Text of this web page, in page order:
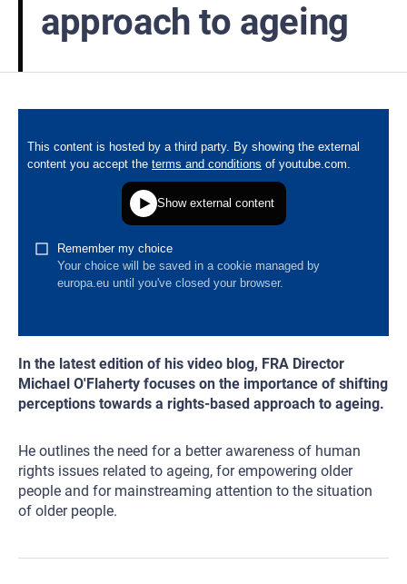
approach to ageing
In the latest edition of his video blog, FRA Director
Michael O'Flaherty focuses on the importance of shifting
perceptions towards a rights-based approach to ageing.
He outlines the need for a better awareness of human
rights issues related to ageing, for empowering older
people and for mainstreaming attention to the situation
of older people.